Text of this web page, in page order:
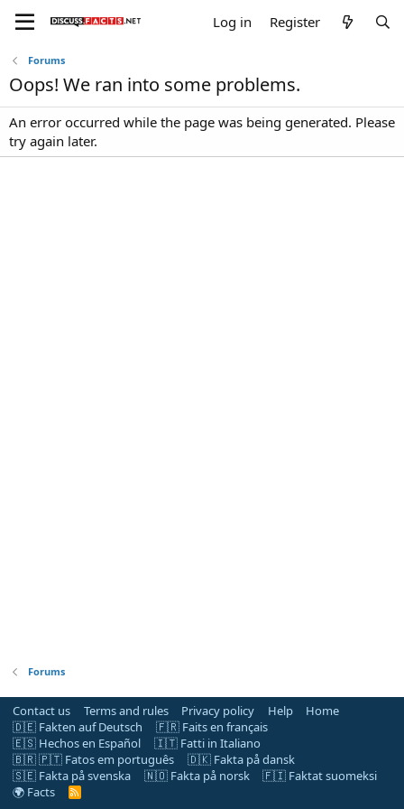
Log in Register
Forums
Oops! We ran into some problems.
An error occurred while the page was being generated. Please
try again later.
Forums
Contact us Terms and rules Privacy policy Help
Home
🇩🇪 Fakten auf Deutsch
🇫🇷 Faits en français
🇪🇸 Hechos en Español
🇮🇹 Fatti in Italiano
🇧🇷 🇵🇹 Fatos em português
🇩🇰 Fakta på dansk
🇸🇪 Fakta på svenska
🇳🇴 Fakta på norsk
🇫🇮 Faktat suomeksi
🌍 Facts
R